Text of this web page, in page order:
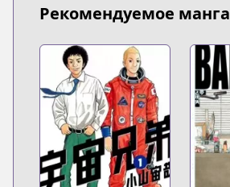
Рекомендуемое манга